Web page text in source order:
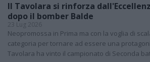
Il Tavolara si rinforza
dopo il bomber Balde
23 Lug 2026
Neopromossa in Prima ma con la voglia di
categoria per tornare ad essere una
Tavolara ha vinto il campionato di Seconda